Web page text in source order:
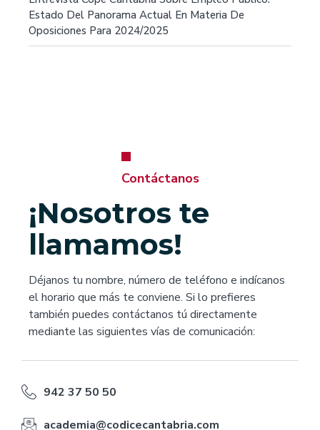
Estado Del Panorama Actual En Materia De
Oposiciones Para 2024/2025
Contáctanos
¡Nosotros te
llamamos!
Déjanos tu nombre, número de teléfono e indícanos
el horario que más te conviene. Si lo prefieres
también puedes contáctanos tú directamente
mediante las siguientes vías de comunicación:
942 37 50 50
academia@codicecantabria.com